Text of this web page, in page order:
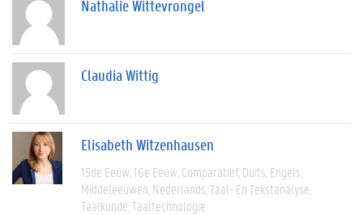
Nathalie Wittevrongel
Claudia Wittig
Elisabeth Witzenhausen
15de Eeuw 16e Eeuw Comparatief Duits Engels
Middeleeuwen Nederlands Taal- En Tekstanalyse
Taalkunde Taaltechnologie